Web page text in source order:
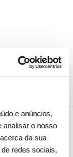
e anúncios,
analisar o nosso
da sua
redes sociais,